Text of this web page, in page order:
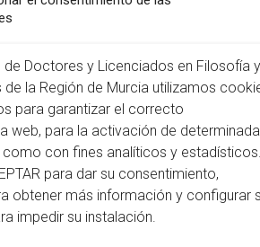
de Doctores y Licenciados en Filosofía
de la Región de Murcia utilizamos
para garantizar el correcto
web, para la activación de
como con fines analíticos y
para dar su consentimiento,
obtener más información y configurar
impedir su instalación.
para reducir el spam.Aprende cómo
de tus comentarios.